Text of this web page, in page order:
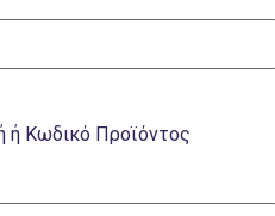
ή Κωδικό Προϊόντος